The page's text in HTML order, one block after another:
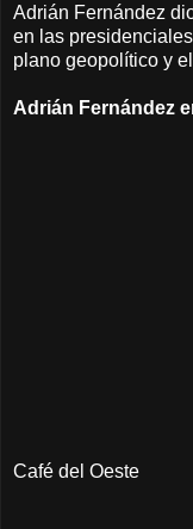
Adrián Fernández
en las
plano geopolítico y
Adrián Fernández
Café del Oeste